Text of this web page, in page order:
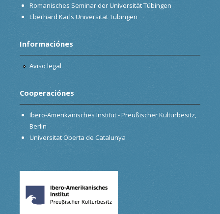
Romanisches Seminar der Universität Tübingen
Eberhard Karls Universität Tübingen
Informaciónes
Aviso legal
Cooperaciónes
Ibero-Amerikanisches Institut - Preußischer Kulturbesitz,
Berlin
Universitat Oberta de Catalunya